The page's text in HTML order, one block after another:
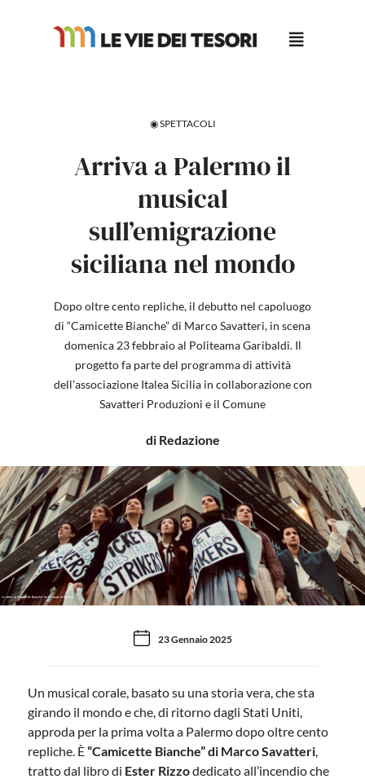
◉ SPETTACOLI
Arriva a Palermo il
musical
sull’emigrazione
siciliana nel mondo
Dopo oltre cento repliche, il debutto nel capoluogo
di “Camicette Bianche” di Marco Savatteri, in scena
domenica 23 febbraio al Politeama Garibaldi. Il
progetto fa parte del programma di attività
dell’associazione Italea Sicilia in collaborazione con
Savatteri Produzioni e il Comune
di Redazione
Le attrici di "Camicette Bianche" tra le strade di New York
23 Gennaio 2025
Un musical corale, basato su una storia vera, che sta
girando il mondo e che, di ritorno dagli Stati Uniti,
approda per la prima volta a Palermo dopo oltre cento
repliche. È“Camicette Bianche” di Marco Savatteri,
tratto dal libro di Ester Rizzodedicato all’incendio che